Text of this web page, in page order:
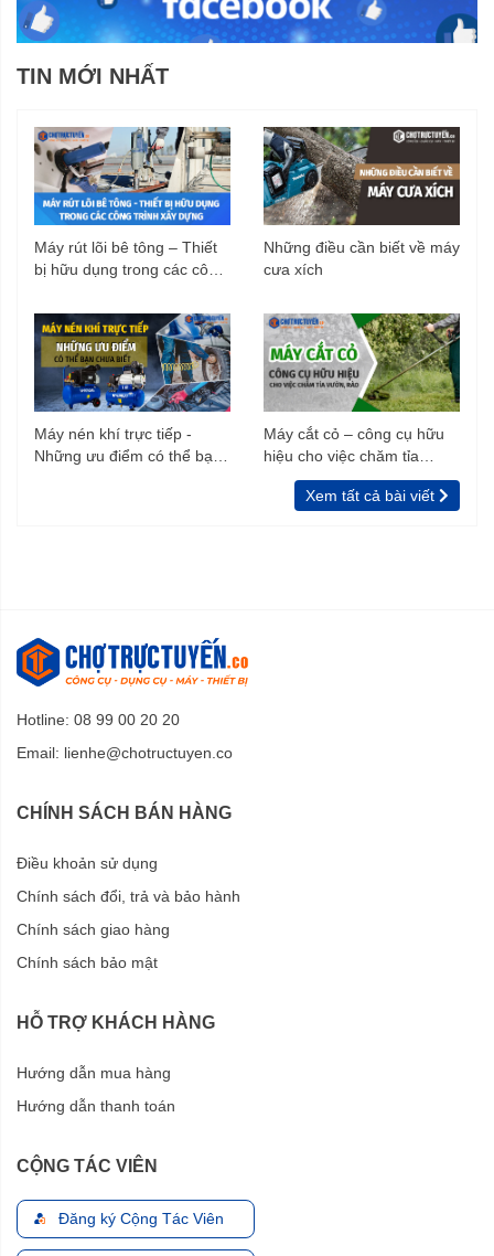
TIN MỚI NHẤT
Máy rút lõi bê tông – Thiết
bị hữu dụng trong các công
Những điều cần biết về máy
cưa xích
Máy nén khí trực tiếp -
Những ưu điểm có thể bạn
Máy cắt cỏ – công cụ hữu
hiệu cho việc chăm tỉa
vườn, rào
Xem tất cả bài viết
Hotline: 08 99 00 20 20
Email: lienhe@chotructuyen.co
CHÍNH SÁCH BÁN HÀNG
Điều khoản sử dụng
Chính sách đổi, trả và bảo hành
Chính sách giao hàng
Chính sách bảo mật
HỖ TRỢ KHÁCH HÀNG
Hướng dẫn mua hàng
Hướng dẫn thanh toán
CỘNG TÁC VIÊN
Đăng ký Cộng Tác Viên